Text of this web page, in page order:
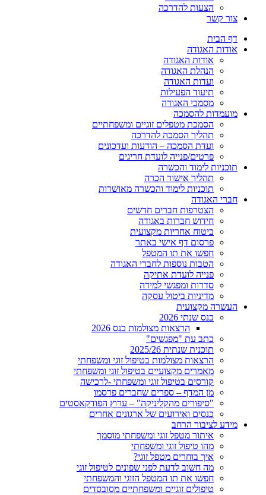
הצעות להדרכה
צור קשר
דף הבית
אודות האגודה
אודות האגודה
הנהלת האגודה
ועדות האגודה
תיעוד הפעילות
מסמכי האגודה
מועמדות להסמכה
הסמכת מטפלים זוגיים ומשפחתיים
תהליך הסמכה להדרכה
ועדת הסמכה – הודעות ועדכונים
פרטים/פנייה לועדת חריגים
תוכניות לימוד והכשרה
תהליך אישור הכרה
תוכניות לימוד והכשרה מאושרות
חברי האגודה
הצטרפות חברים חדשים
חידוש חברות באגודה
ביטוח אחריות מקצועית
פרסום דף אישי באתר
חפשו את תו המטפל
הטבות נוספות לחברי האגודה
פנייה לועדת אתיקה
סדרות ומפגשי למידה
מדיניות ביטול עסקה
העשרה מקצועית
כנס שנתי 2026
הרצאות מצולמות כנס 2026
כתב עת "מפגשים"
תוכנית שנתית 2025/26
הרצאות מצולמות בטיפול זוגי ומשפחתי
מאמרים מקצועיים בטיפול זוגי ומשפחתי
קורסים בטיפול זוגי ומשפחתי -לרכישה
מן המדף – ספרים שחברים פרסמו
"סיפורים מהקליניקה" – ערוץ הפודקאסטים
כנסים ואירועים של ארגונים אחרים
מידע לציבור הרחב
איתור מטפל זוגי ומשפחתי מוסמך
מהו טיפול זוגי ומשפחתי
איך בוחרים מטפל זוגי?
מה חשוב לדעת לפני שפונים לטיפול זוגי
חפשו את תו המטפל הזוגי והמשפחתי
טיפולים זוגיים ומשפחתיים מסובסדים